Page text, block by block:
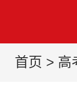
首页 > 高